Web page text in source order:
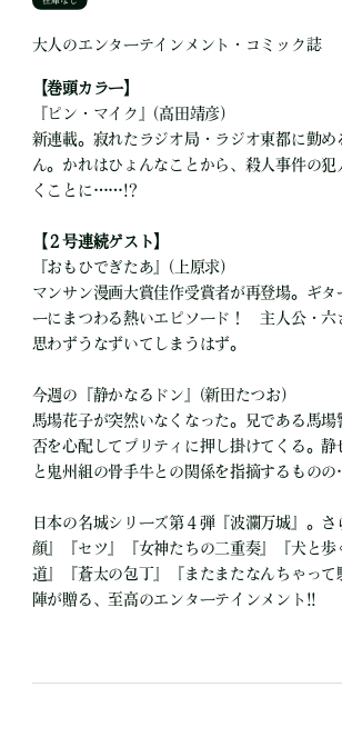
大人のエンターテインメント・コミック誌
【巻頭カラー】
『ピン・マイク』(高田靖彦)
新連載。寂れたラジオ局・ラジオ東都に勤め
ん。かれはひょんなことから、殺人事件の犯
くことに……!?
【２号連続ゲスト】
『おもひでぎたあ』(上原求)
マンサン漫画大賞佳作受賞者が再登場。ギタ
ーにまつわる熱いエピソード！ 主人公・六
思わずうなずいてしまうはず。
今週の『静かなるドン』(新田たつお)
馬場花子が突然いなくなった。兄である馬場
否を心配してプリティに押し掛けてくる。静
と鬼州組の骨手牛との関係を指摘するもの
日本の名城シリーズ第４弾『波瀾万城』。
顔』『セツ』『女神たちの二重奏』『犬と歩
道』『蒼太の包丁』『またまたなんちゃって
陣が贈る、至高のエンターテインメント!!